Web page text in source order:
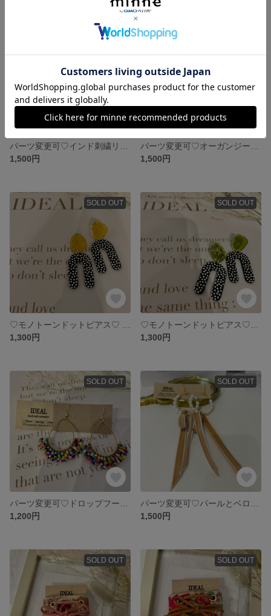
SOLD OUT
1,500円
1,500円
SOLD OUT
1,300円
SOLD OUT
1,300円
SOLD OUT
1,200円
SOLD OUT
1,500円
SOLD OUT SOLD OUT